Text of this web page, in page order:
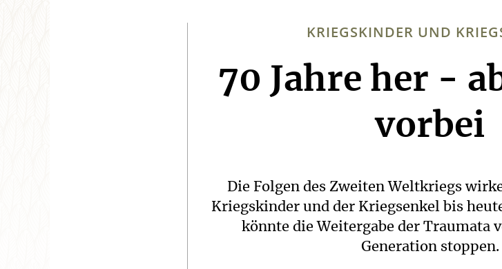
KRIEGSKINDER UND
:
70 Jahre her -
vorbei
Die Folgen des Zweiten Weltkriegs
Kriegskinder und der Kriegsenkel bis
könnte die Weitergabe der Traumata
Generation stoppen.